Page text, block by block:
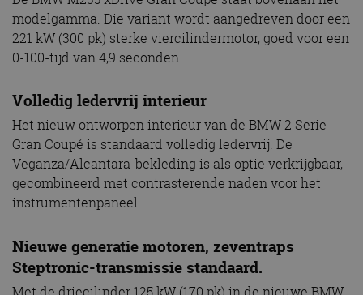
modelgamma. Die variant wordt aangedreven door een
221 kW (300 pk) sterke viercilindermotor, goed voor een
0-100-tijd van 4,9 seconden.
Volledig ledervrij interieur
Het nieuw ontworpen interieur van de BMW 2 Serie
Gran Coupé is standaard volledig ledervrij. De
Veganza/Alcantara-bekleding is als optie verkrijgbaar,
gecombineerd met contrasterende naden voor het
instrumentenpaneel.
Nieuwe generatie motoren, zeventraps
Steptronic-transmissie standaard.